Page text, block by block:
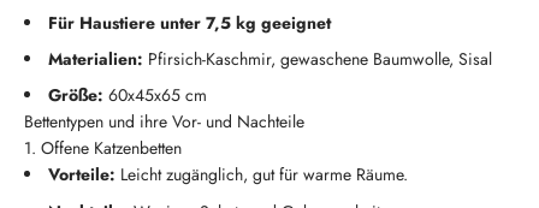
Für Haustiere unter 7,5 kg geeignet
Materialien: Pfirsich-Kaschmir, gewaschene Baumwolle, Sisal
Größe: 60x45x65 cm
Bettentypen und ihre Vor- und Nachteile
1. Offene Katzenbetten
Vorteile: Leicht zugänglich, gut für warme Räume.